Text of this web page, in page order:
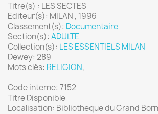
Titre(s) : LES SECTES
Editeur(s): MILAN , 1996
Classement(s): Documentaire
Section(s): ADULTE
Collection(s): LES ESSENTIELS MILAN
Dewey: 289
Mots clés: RELIGION,
Code interne: 7152
Titre Disponible
Localisation: Bibliotheque du Grand